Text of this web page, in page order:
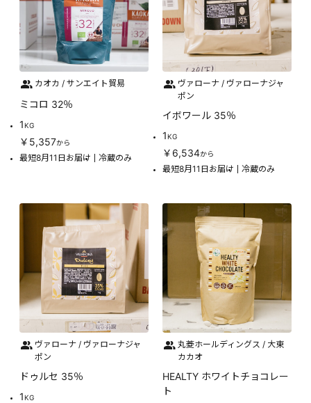
カオカ / サンエイト貿易
ミコロ 32％
1KG
￥5,357から
最短8月11日お届け 冷蔵のみ
ヴァローナ / ヴァローナジャ
ポン
イボワール 35％
1KG
￥6,534から
最短8月11日お届け 冷蔵のみ
ヴァローナ / ヴァローナジャ
ポン
ドゥルセ 35％
1KG
丸菱ホールディングス / 大東
カカオ
HEALTY ホワイトチョコレー
ト